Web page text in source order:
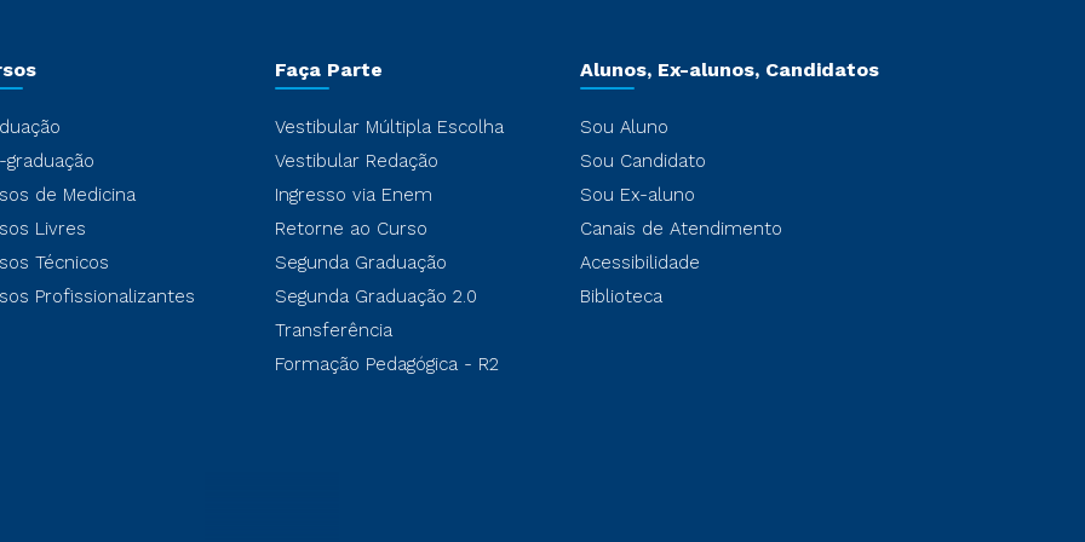
graduação
de Medicina
Livres
Técnicos
Profissionalizantes
Faça Parte
Vestibular Múltipla Escolha
Vestibular Redação
Ingresso via Enem
Retorne ao Curso
Segunda Graduação
Segunda Graduação 2.0
Transferência
Formação Pedagógica - R2
Alunos, Ex-alunos, Candidatos
Sou Aluno
Sou Candidato
Sou Ex-aluno
Canais de Atendimento
Acessibilidade
Biblioteca